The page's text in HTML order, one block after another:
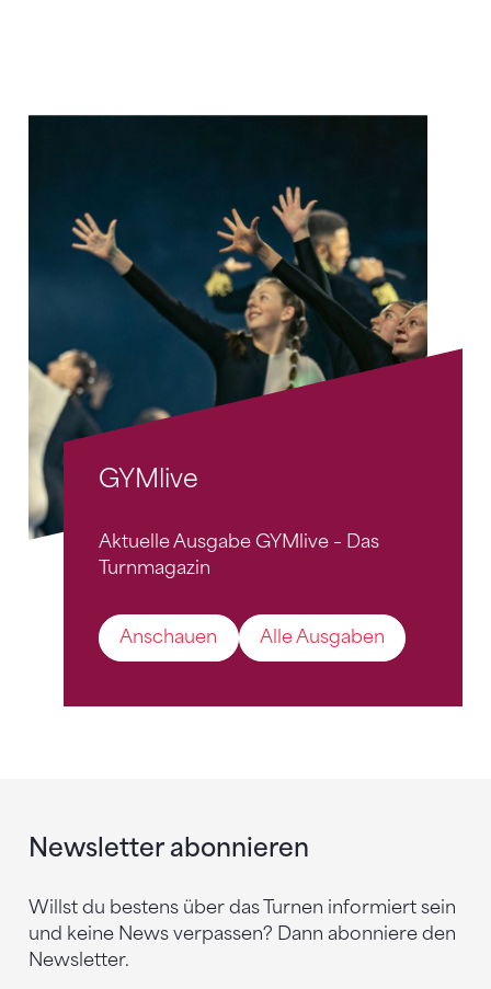
GYMlive
Aktuelle Ausgabe GYMlive – Das
Turnmagazin
Anschauen Alle Ausgaben
Newsletter abonnieren
Willst du bestens über das Turnen informiert sein
und keine News verpassen? Dann abonniere den
Newsletter.